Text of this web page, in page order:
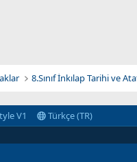
8.Sınıf İnkılap Tarihi ve
V1 Türkçe (TR)